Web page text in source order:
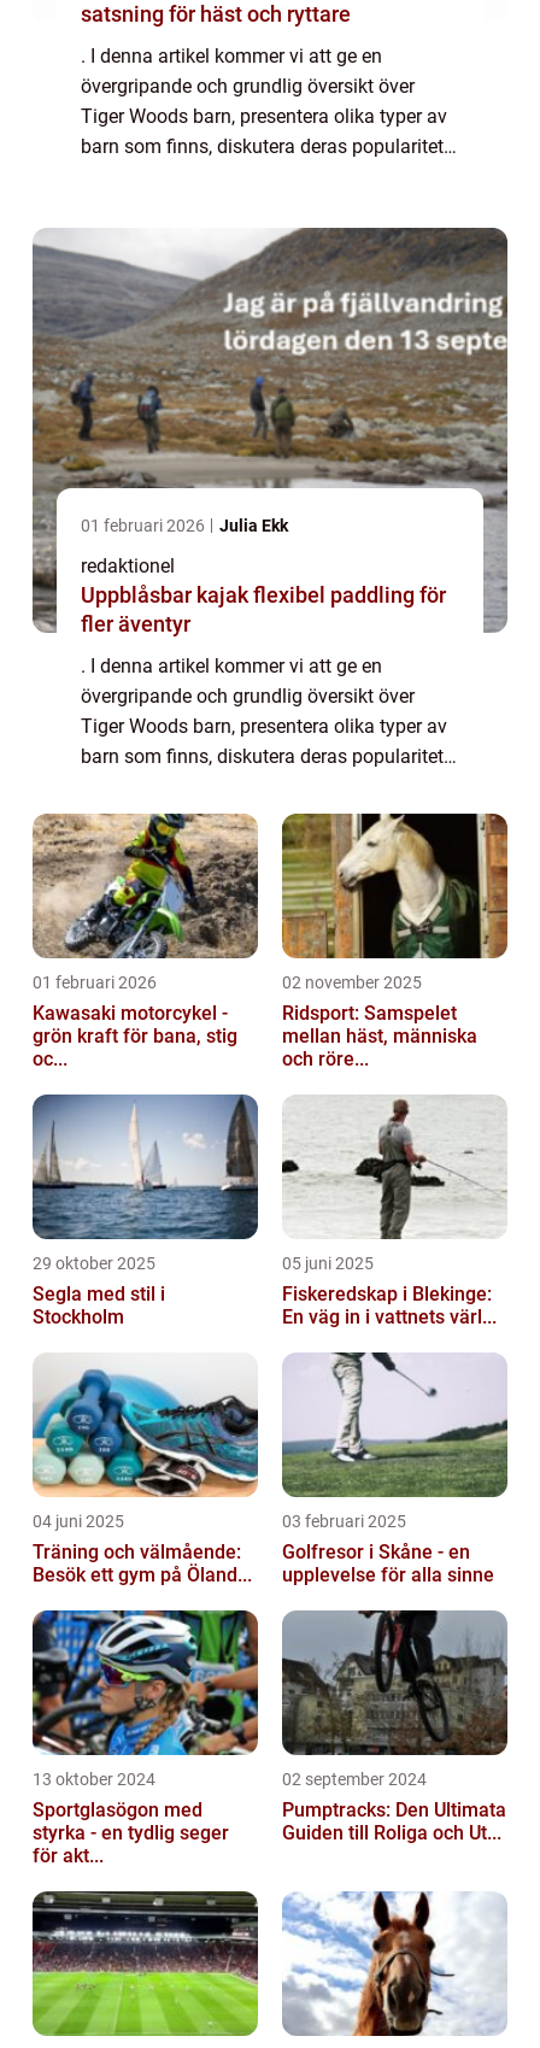
satsning för häst och ryttare
. I denna artikel kommer vi att ge en
övergripande och grundlig översikt över
Tiger Woods barn, presentera olika typer av
barn som finns, diskutera deras popularitet
01 februari 2026 Julia Ekk
redaktionel
Uppblåsbar kajak flexibel paddling för
fler äventyr
. I denna artikel kommer vi att ge en
övergripande och grundlig översikt över
Tiger Woods barn, presentera olika typer av
barn som finns, diskutera deras popularitet
Vi kommer också att analysera hur dessa
b...
01 februari 2026
Kawasaki motorcykel -
grön kraft för bana, stig
oc...
02 november 2025
Ridsport: Samspelet
mellan häst, människa
och röre...
29 oktober 2025
Segla med stil i
Stockholm
05 juni 2025
Fiskeredskap i Blekinge:
En väg in i vattnets värl...
04 juni 2025
Träning och välmående:
Besök ett gym på Öland...
03 februari 2025
Golfresor i Skåne - en
upplevelse för alla sinne
13 oktober 2024
Sportglasögon med
styrka - en tydlig seger
för akt...
02 september 2024
Pumptracks: Den Ultimata
Guiden till Roliga och Ut...